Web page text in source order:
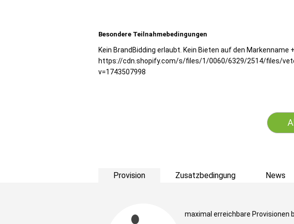
Besondere Teilnahmebedingungen
Kein BrandBidding erlaubt. Kein Bieten auf den Markenname
https://cdn.shopify.com/s/files/1/0060/6329/2514/files/
v=1743507998
Provision Zusatzbedingung News
maximal erreichbare Provisionen